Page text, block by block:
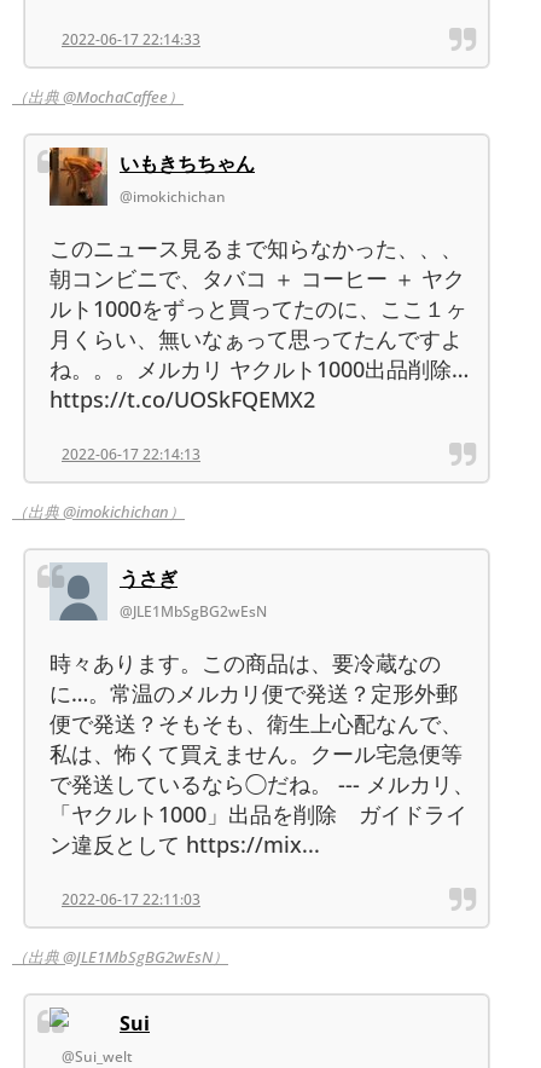
2022-06-17 22:14:33
（出典 @MochaCaffee）
いもきちちゃん
@imokichichan
このニュース見るまで知らなかった、、、
朝コンビニで、タバコ ＋ コーヒー ＋ ヤク
ルト1000をずっと買ってたのに、ここ１ヶ
月くらい、無いなぁって思ってたんですよ
ね。。。メルカリ ヤクルト1000出品削除…
https://t.co/UOSkFQEMX2
2022-06-17 22:14:13
（出典 @imokichichan）
うさぎ
@JLE1MbSgBG2wEsN
時々あります。この商品は、要冷蔵なの
に…。常温のメルカリ便で発送？定形外郵
便で発送？そもそも、衛生上心配なんで、
私は、怖くて買えません。クール宅急便等
で発送しているなら◯だね。 --- メルカリ、
「ヤクルト1000」出品を削除 ガイドライ
ン違反として https://mix...
2022-06-17 22:11:03
（出典 @JLE1MbSgBG2wEsN）
Sui
@Sui_welt